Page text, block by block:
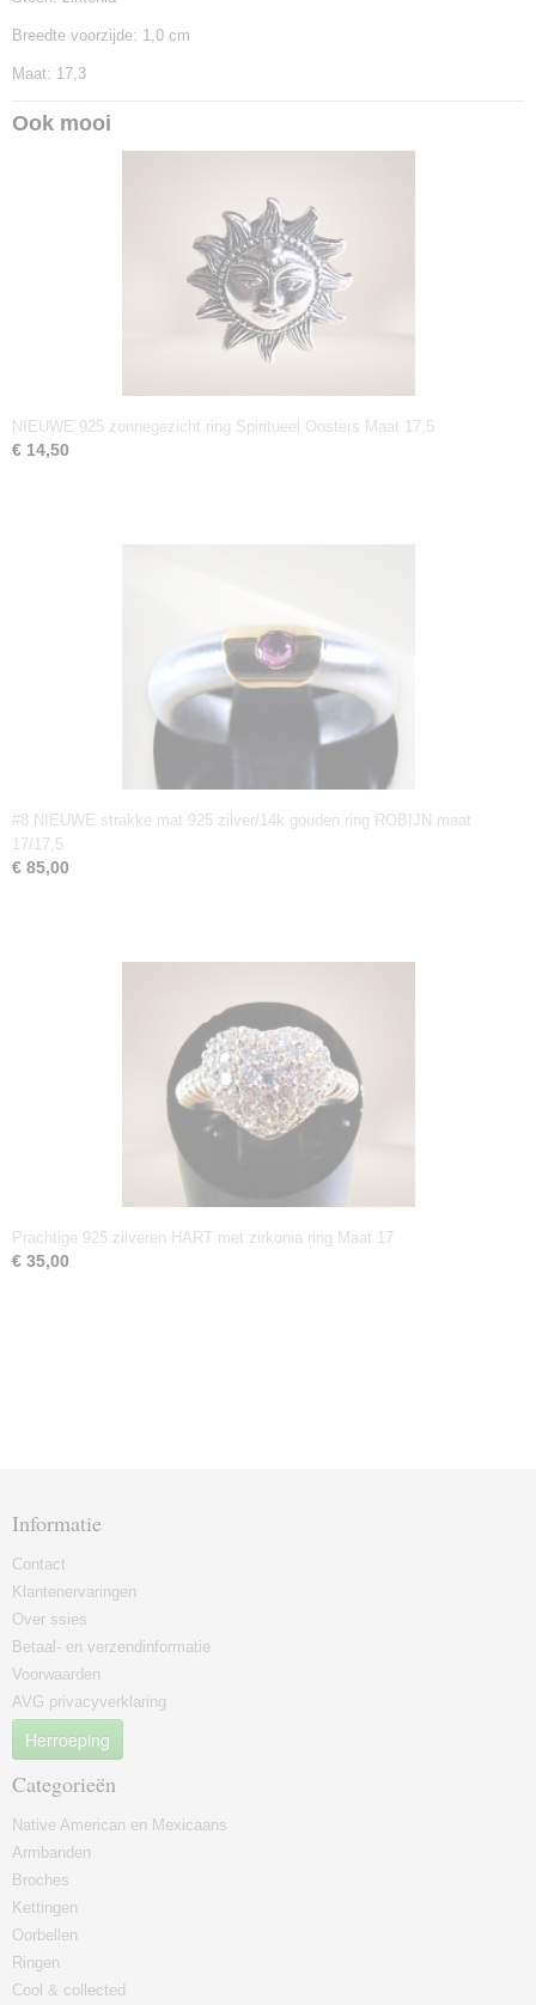
Breedte voorzijde: 1,0 cm
Maat: 17,3
Ook mooi
NIEUWE 925 zonnegezicht ring Spiritueel Oosters Maat 17,5
€ 14,50
#8 NIEUWE strakke mat 925 zilver/14k gouden ring ROBIJN maat
17/17,5
€ 85,00
Prachtige 925 zilveren HART met zirkonia ring Maat 17
€ 35,00
Informatie
Contact
Klantenervaringen
Over ssies
Betaal- en verzendinformatie
Voorwaarden
AVG privacyverklaring
Herroeping
Categorieën
Native American en Mexicaans
Armbanden
Broches
Kettingen
Oorbellen
Ringen
Cool & collected